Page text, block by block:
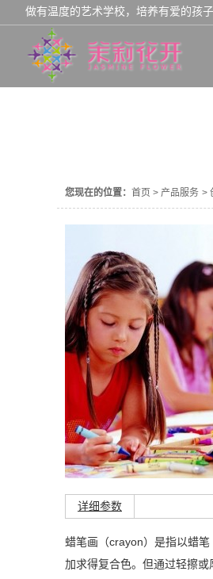
做有温度的艺术学校，培养有爱的孩子
您现在的位置： 首页 > 产品服务 >
详细参数
蜡笔画（crayon）是指以蜡
加求得复合色。但通过轻擦